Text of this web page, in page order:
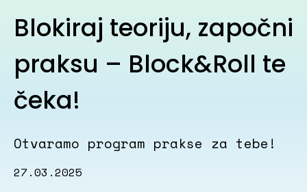
Blokiraj teoriju, započni
praksu – Block&Roll te
čeka!
Otvaramo program prakse za tebe!
27.03.2025